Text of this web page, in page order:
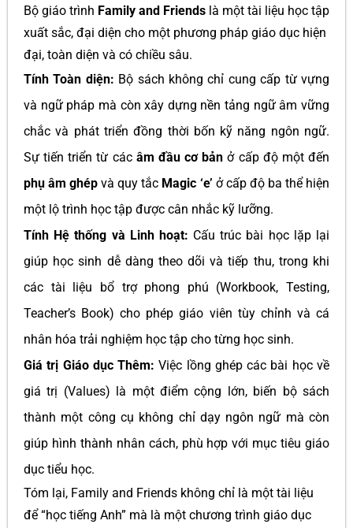
Bộ giáo trình Family and Friends là một tài liệu học tập
xuất sắc, đại diện cho một phương pháp giáo dục hiện
đại, toàn diện và có chiều sâu.
Tính Toàn diện: Bộ sách không chỉ cung cấp từ vựng
và ngữ pháp mà còn xây dựng nền tảng ngữ âm vững
chắc và phát triển đồng thời bốn kỹ năng ngôn ngữ.
Sự tiến triển từ các âm đầu cơ bản ở cấp độ một đến
phụ âm ghép và quy tắc Magic ‘e’ ở cấp độ ba thể hiện
một lộ trình học tập được cân nhắc kỹ lưỡng.
Tính Hệ thống và Linh hoạt: Cấu trúc bài học lặp lại
giúp học sinh dễ dàng theo dõi và tiếp thu, trong khi
các tài liệu bổ trợ phong phú (Workbook, Testing,
Teacher’s Book) cho phép giáo viên tùy chỉnh và cá
nhân hóa trải nghiệm học tập cho từng học sinh.
Giá trị Giáo dục Thêm: Việc lồng ghép các bài học về
giá trị (Values) là một điểm cộng lớn, biến bộ sách
thành một công cụ không chỉ dạy ngôn ngữ mà còn
giúp hình thành nhân cách, phù hợp với mục tiêu giáo
dục tiểu học.
Tóm lại, Family and Friends không chỉ là một tài liệu
để “học tiếng Anh” mà là một chương trình giáo dục